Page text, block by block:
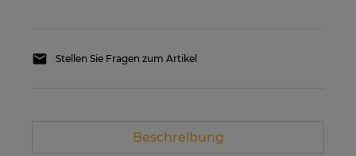
Stellen Sie Fragen zum Artikel
Beschreibung